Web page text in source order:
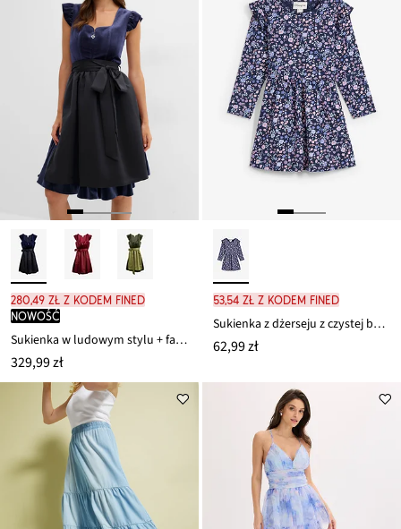
280,49 zł z kodem FINED
nowość
Sukienka w ludowym stylu + fartuch (kompl. 2-cz.)
329,99 zł
53,54 zł z kodem FINED
Sukienka z dżerseju z czystej bawełny
62,99 zł